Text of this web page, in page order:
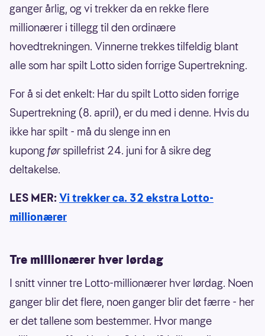
ganger årlig, og vi trekker da en rekke flere
millionærer i tillegg til den ordinære
hovedtrekningen. Vinnerne trekkes tilfeldig blant
alle som har spilt Lotto siden forrige Supertrekning.
For å si det enkelt: Har du spilt Lotto siden forrige
Supertrekning (8. april), er du med i denne. Hvis du
ikke har spilt - må du slenge inn en
kupongfør spillefrist 24. juni for å sikre deg
deltakelse.
LES MER:Vi trekker ca. 32 ekstra Lotto-
millionærer
Tre millionærer hver lørdag
I snitt vinner tre Lotto-millionærer hver lørdag. Noen
ganger blir det flere, noen ganger blir det færre - her
er det tallene som bestemmer. Hvor mange